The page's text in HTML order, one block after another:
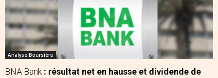
Analyse Boursière
BNA Bank : résultat net en hausse et dividende de